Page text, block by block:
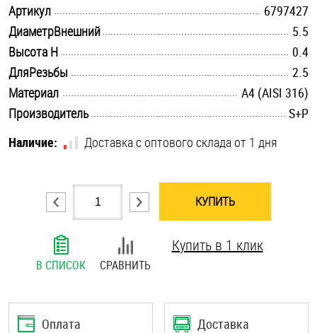
Такелаж
Хомуты
Шайбы
Шпильки
Шплинты
Артикул
6797427
ДиаметрВнешний
5.5
Высота H
0.4
ДляРезьбы
2.5
Материал
A4 (AISI 316)
Производитель
S+P
Наличие:
Доставка с оптового склада от 1 дня
КУПИТЬ
В СПИСОК СРАВНИТЬ
Купить в 1 клик
Оплата Доставка